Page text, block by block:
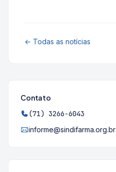
← Todas as notícias
Contato
(71) 3266-6043
informe@sindifarma.org.br